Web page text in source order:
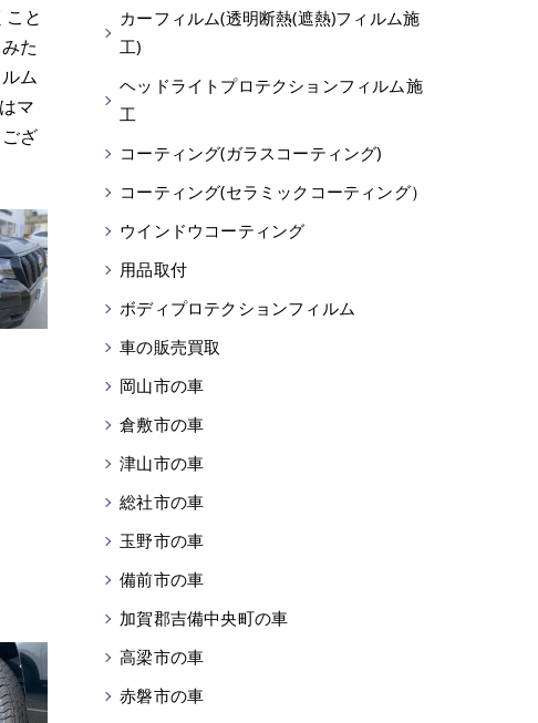
と
た
ム
マ
ざ
カーフィルム(透明断熱(遮熱)フィルム施
工)
ヘッドライトプロテクションフィルム施
工
コーティング(ガラスコーティング)
コーティング(セラミックコーティング）
ウインドウコーティング
用品取付
ボディプロテクションフィルム
車の販売買取
岡山市の車
倉敷市の車
津山市の車
総社市の車
玉野市の車
備前市の車
加賀郡吉備中央町の車
高梁市の車
赤磐市の車